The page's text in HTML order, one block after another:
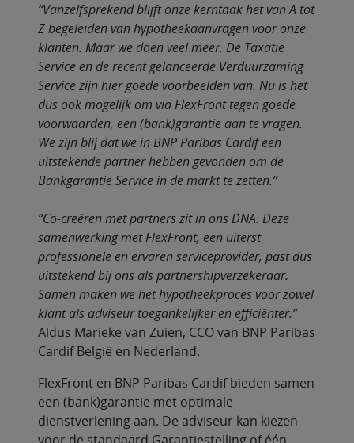
“Vanzelfsprekend blijft onze kerntaak het van A tot
Z begeleiden van hypotheekaanvragen voor onze
klanten. Maar we doen veel meer. De Taxatie
Service en de recent gelanceerde Verduurzaming
Service zijn hier goede voorbeelden van. Nu is het
dus ook mogelijk om via FlexFront tegen goede
voorwaarden, een (bank)garantie aan te vragen.
We zijn blij dat we in BNP Paribas Cardif een
uitstekende partner hebben gevonden om de
Bankgarantie Service in de markt te zetten.”
“Co-creëren met partners zit in ons DNA. Deze
samenwerking met FlexFront, een uiterst
professionele en ervaren serviceprovider, past dus
uitstekend bij ons als partnershipverzekeraar.
Samen maken we het hypotheekproces voor zowel
klant als adviseur toegankelijker en efficiënter.”
Aldus Marieke van Zuien, CCO van BNP Paribas
Cardif België en Nederland.
FlexFront en BNP Paribas Cardif bieden samen
een (bank)garantie met optimale
dienstverlening aan. De adviseur kan kiezen